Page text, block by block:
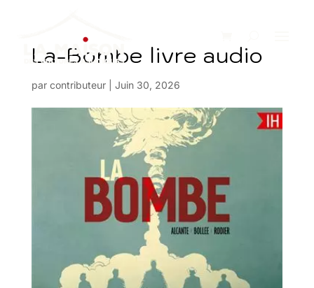
La-Bombe livre audio
par contributeur| Juin 30, 2026